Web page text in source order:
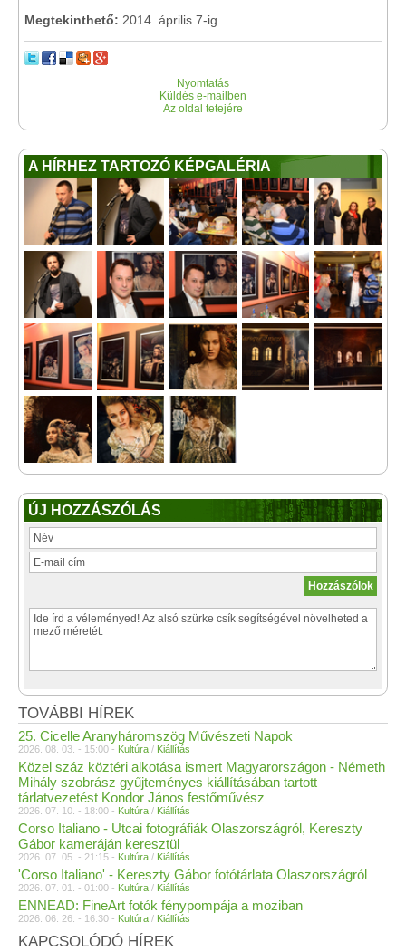
Megtekinthető: 2014. április 7-ig
Nyomtatás
Küldés e-mailben
Az oldal tetejére
A HÍRHEZ TARTOZÓ KÉPGALÉRIA
ÚJ HOZZÁSZÓLÁS
TOVÁBBI HÍREK
25. Cicelle Aranyháromszög Művészeti Napok
2026. 08. 03. - 15:00 - Kultúra / Kiállítás
Közel száz köztéri alkotása ismert Magyarországon - Németh
Mihály szobrász gyűjteményes kiállításában tartott
tárlatvezetést Kondor János festőművész
2026. 07. 10. - 18:00 - Kultúra / Kiállítás
Corso Italiano - Utcai fotográfiák Olaszországról, Kereszty
Gábor kameráján keresztül
2026. 07. 05. - 21:15 - Kultúra / Kiállítás
'Corso Italiano' - Kereszty Gábor fotótárlata Olaszországról
2026. 07. 01. - 01:00 - Kultúra / Kiállítás
ENNEAD: FineArt fotók fénypompája a moziban
2026. 06. 26. - 16:30 - Kultúra / Kiállítás
KAPCSOLÓDÓ HÍREK